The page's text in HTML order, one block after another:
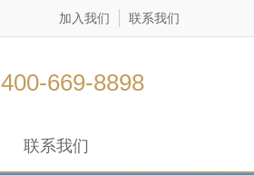
加入我们 联系我们
400-669-8898
联系我们